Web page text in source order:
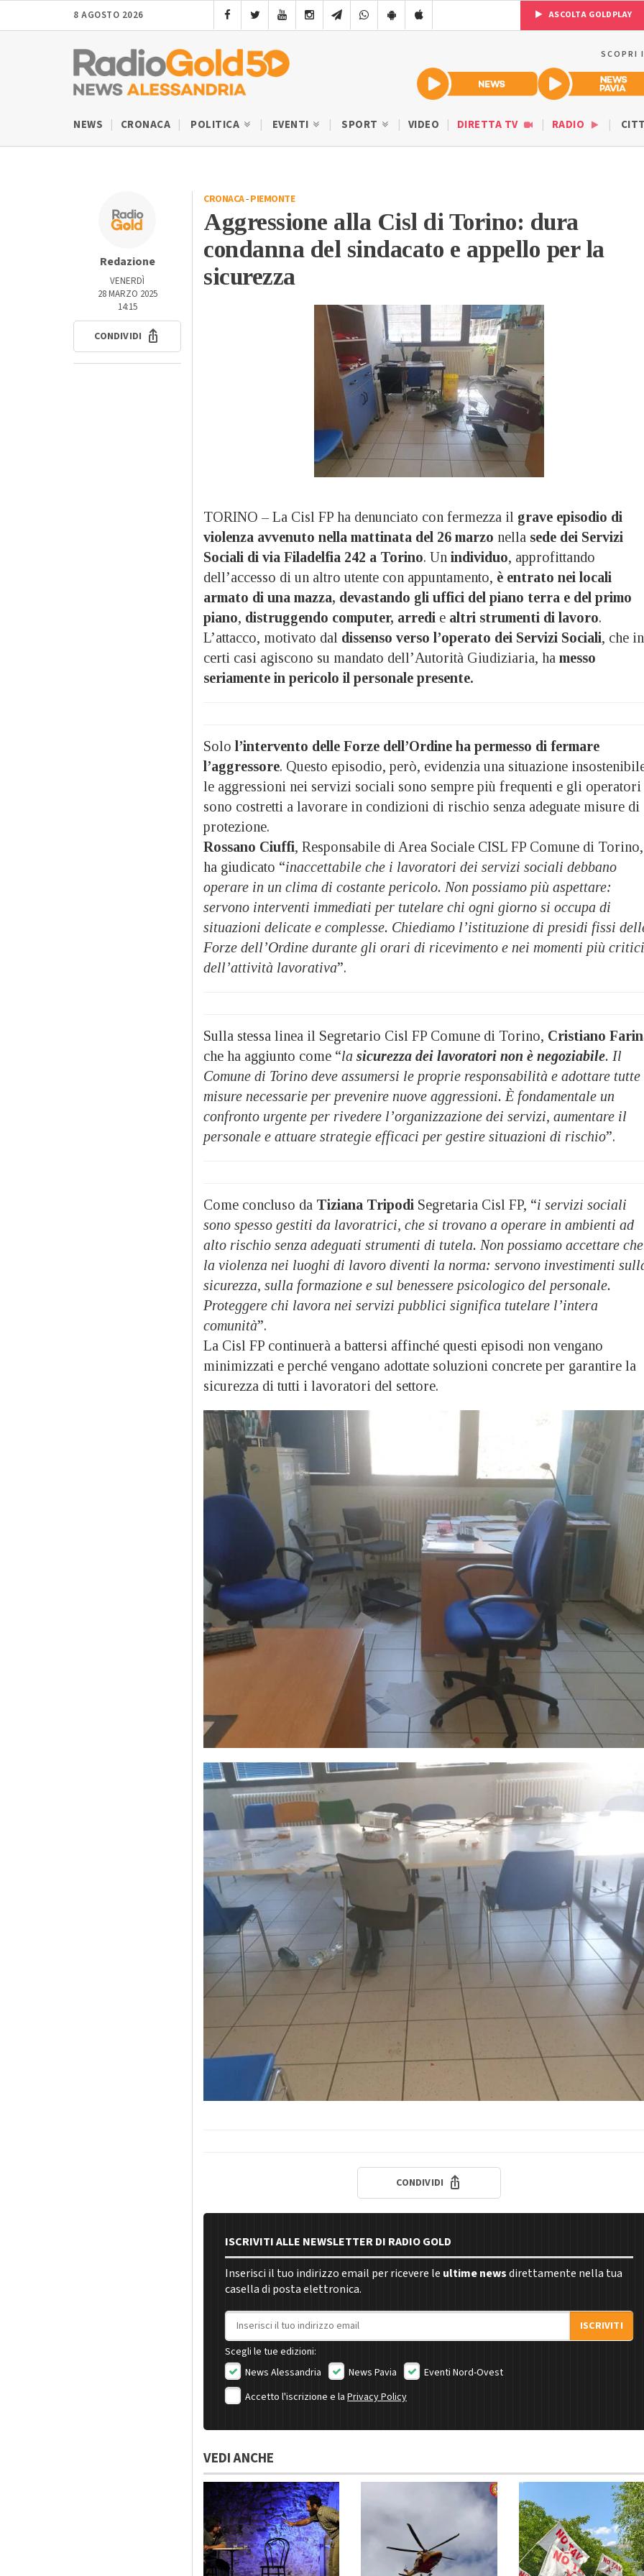
8 AGOSTO 2026 ASCOLTA GOLDPLAY
SCOPRI
NEWS CRONACA POLITICA EVENTI SPORT VIDEO DIRETTA TV RADIO
Redazione
VENERDÌ
28 MARZO 2025
14:15
CONDIVIDI
CRONACA-PIEMONTE
Aggressione alla Cisl di Torino: dura
condanna del sindacato e appello per la
sicurezza
TORINO – La Cisl FP ha denunciato con fermezza il grave episodio di
violenza avvenuto nella mattinata del 26 marzo nella sede dei Servizi
Sociali di via Filadelfia 242 a Torino. Un individuo, approfittando
dell’accesso di un altro utente con appuntamento, è entrato nei locali
armato di una mazza, devastando gli uffici del piano terra e del primo
piano, distruggendo computer, arredi e altri strumenti di lavoro.
L’attacco, motivato dal dissenso verso l’operato dei Servizi Sociali, che in
certi casi agiscono su mandato dell’Autorità Giudiziaria, ha messo
seriamente in pericolo il personale presente.
Solo l’intervento delle Forze dell’Ordine ha permesso di fermare
l’aggressore. Questo episodio, però, evidenzia una situazione
le aggressioni nei servizi sociali sono sempre più frequenti e gli operatori
sono costretti a lavorare in condizioni di rischio senza adeguate misure di
protezione.
Rossano Ciuffi, Responsabile di Area Sociale CISL FP Comune di Torino,
ha giudicato “inaccettabile che i lavoratori dei servizi sociali debbano
operare in un clima di costante pericolo. Non possiamo più aspettare:
servono interventi immediati per tutelare chi ogni giorno si occupa di
situazioni delicate e complesse. Chiediamo l’istituzione di presidi fissi
Forze dell’Ordine durante gli orari di ricevimento e nei momenti più critici
dell’attività lavorativa”.
Sulla stessa linea il Segretario Cisl FP Comune di Torino, Cristiano
che ha aggiunto come “la sicurezza dei lavoratori non è negoziabile. Il
Comune di Torino deve assumersi le proprie responsabilità e adottare tutte
misure necessarie per prevenire nuove aggressioni. È fondamentale un
confronto urgente per rivedere l’organizzazione dei servizi, aumentare il
personale e attuare strategie efficaci per gestire situazioni di rischio”.
Come concluso da Tiziana Tripodi Segretaria Cisl FP, “i servizi sociali
sono spesso gestiti da lavoratrici, che si trovano a operare in ambienti ad
alto rischio senza adeguati strumenti di tutela. Non possiamo accettare che
la violenza nei luoghi di lavoro diventi la norma: servono investimenti
sicurezza, sulla formazione e sul benessere psicologico del personale.
Proteggere chi lavora nei servizi pubblici significa tutelare l’intera
comunità”.
La Cisl FP continuerà a battersi affinché questi episodi non vengano
minimizzati e perché vengano adottate soluzioni concrete per garantire la
sicurezza di tutti i lavoratori del settore.
CONDIVIDI
ISCRIVITI ALLE NEWSLETTER DI RADIO GOLD
Inserisci il tuo indirizzo email per ricevere le ultime newsdirettamente nella tua
casella di posta elettronica.
Indirizzo email
ISCRIVITI
Scegli le tue edizioni:
News Alessandria
News Pavia
Eventi Nord-Ovest
Accetto l'iscrizione e la Privacy Policy
VEDI ANCHE